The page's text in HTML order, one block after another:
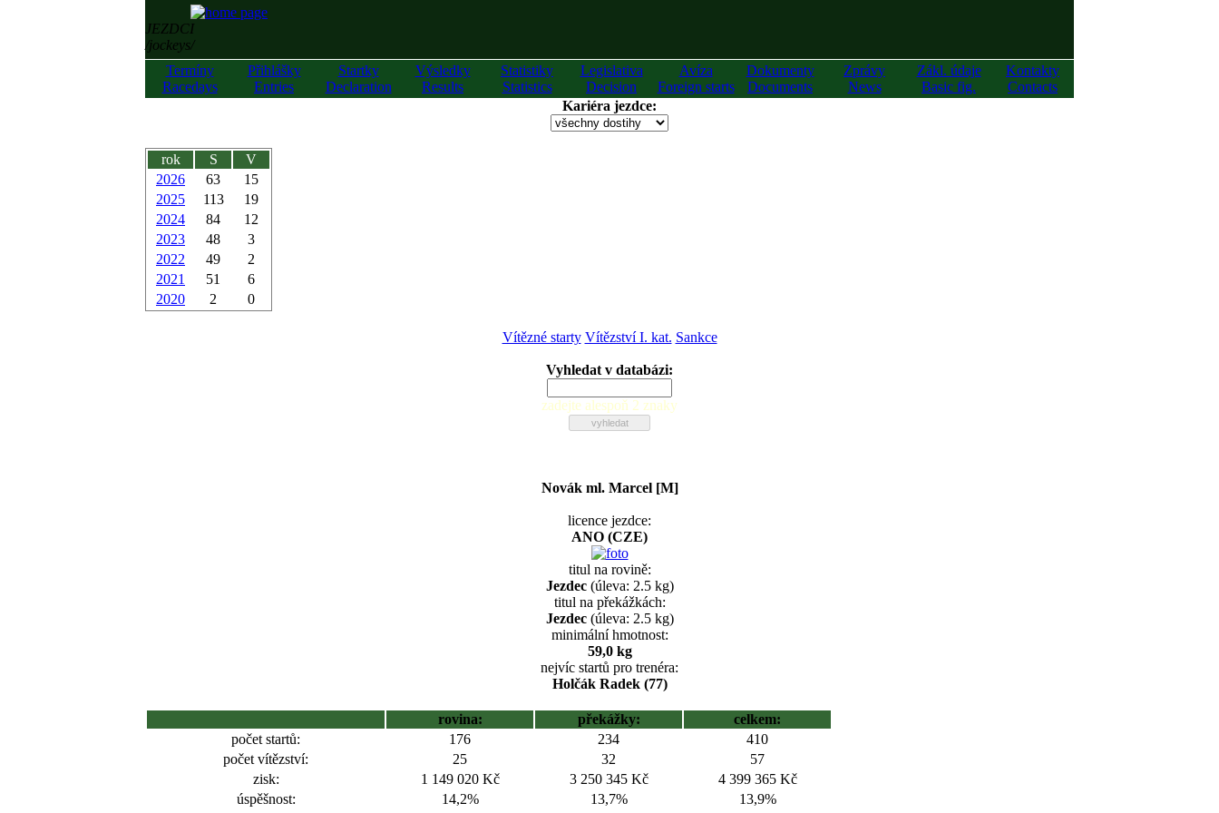
JEZDCI
/jockeys/
Termíny
Racedays
Přihlášky
Entries
Startky
Declaration
Výsledky
Results
Statistiky
Statistics
Legislativa
Decision
Avíza
Foreign starts
Dokumenty
Documents
Zprávy
News
Zákl. údaje
Basic fig.
Kontakty
Contacts
Kariéra jezdce:
rok S
V
2026
63
15
2025
113
19
2024
84
12
2023
48
3
2022
49
2
2021
51
6
2020
2 0
Vítězné starty Vítězství I. kat. Sankce
Vyhledat v databázi:
zadejte alespoň 2 znaky
Novák ml. Marcel [M]
licence jezdce:
ANO (CZE)
titul na rovině:
Jezdec(úleva: 2.5 kg)
titul na překážkách:
Jezdec(úleva: 2.5 kg)
minimální hmotnost:
59,0 kg
nejvíc startů pro trenéra:
Holčák Radek (77)
rovina: překážky:
celkem:
počet startů:
176 234
410
počet vítězství:
25 32
57
zisk:
1 149 020 Kč 3 250 345 Kč
4 399 365 Kč
úspěšnost:
14,2% 13,7%
13,9%